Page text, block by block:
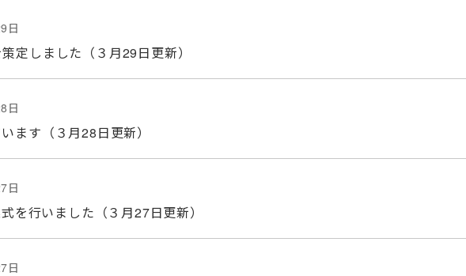
日
定しました（３月29日更新）
日
ます（３月28日更新）
日
を行いました（３月27日更新）
日